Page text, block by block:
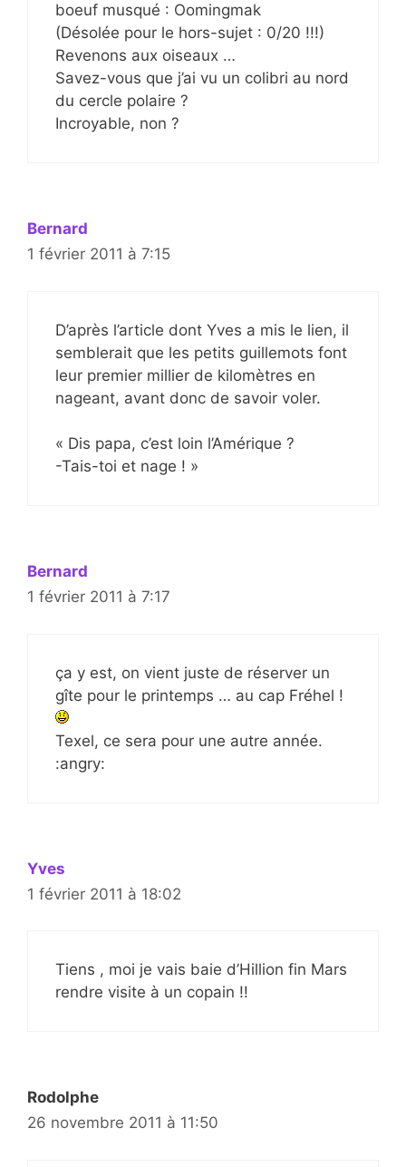
boeuf musqué : Oomingmak
(Désolée pour le hors-sujet : 0/20 !!!)
Revenons aux oiseaux …
Savez-vous que j’ai vu un colibri au nord
du cercle polaire ?
Incroyable, non ?
Bernard
1 février 2011 à 7:15
D’après l’article dont Yves a mis le lien, il
semblerait que les petits guillemots font
leur premier millier de kilomètres en
nageant, avant donc de savoir voler.
« Dis papa, c’est loin l’Amérique ?
-Tais-toi et nage ! »
Bernard
1 février 2011 à 7:17
ça y est, on vient juste de réserver un
gîte pour le printemps … au cap Fréhel !
Texel, ce sera pour une autre année.
:angry:
Yves
1 février 2011 à 18:02
Tiens , moi je vais baie d’Hillion fin Mars
rendre visite à un copain !!
Rodolphe
26 novembre 2011 à 11:50